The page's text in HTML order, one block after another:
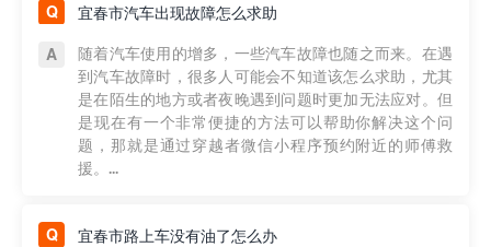
宜春市汽车出现故障怎么求助
随着汽车使用的增多，一些汽车故障也随之而来。在遇
到汽车故障时，很多人可能会不知道该怎么求助，尤其
是在陌生的地方或者夜晚遇到问题时更加无法应对。但
是现在有一个非常便捷的方法可以帮助你解决这个问
题，那就是通过穿越者微信小程序预约附近的师傅救
援。...
宜春市路上车没有油了怎么办